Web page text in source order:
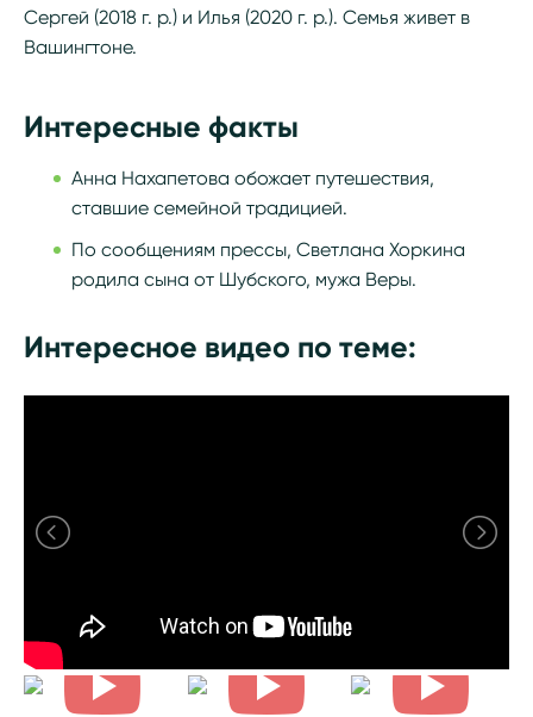
Сергей (2018 г. р.) и Илья (2020 г. р.). Семья живет в
Вашингтоне.
Интересные факты
Анна Нахапетова обожает путешествия,
ставшие семейной традицией.
По сообщениям прессы, Светлана Хоркина
родила сына от Шубского, мужа Веры.
Интересное видео по теме: